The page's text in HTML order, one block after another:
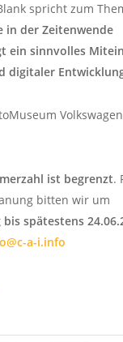
spricht zum
in der Zeitenwende
ein sinnvolles
digitaler
ist begrenzt.
bitten wir um
bis spätestens
a-i.info